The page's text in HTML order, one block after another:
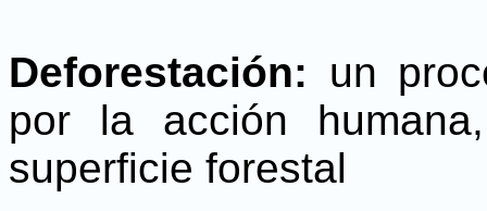
Deforestación: un
por la acción
superficie forestal